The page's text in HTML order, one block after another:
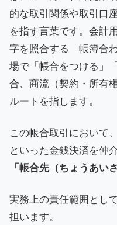
的な取引関係や取引口
を指す言葉です。会計
字を照合する「帳簿合
場で「帳合をつける」
合、商流（契約・所有
ルートを指します。
この帳合取引において
といった金銭決済を仲
「帳合先（ちょうあい
実務上の責任範囲とし
担います。